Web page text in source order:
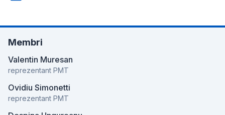
Membri
Valentin Muresan
reprezentant PMT
Ovidiu Simonetti
reprezentant PMT